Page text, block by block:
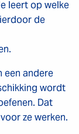
leert op welke
de
een andere
wordt
Dat
ze werken.